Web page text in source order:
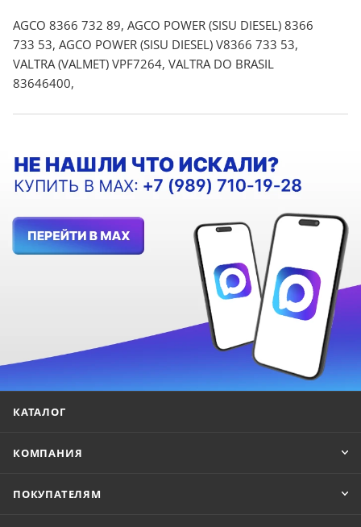
AGCO 8366 732 89, AGCO POWER (SISU DIESEL) 8366
733 53, AGCO POWER (SISU DIESEL) V8366 733 53,
VALTRA (VALMET) VPF7264, VALTRA DO BRASIL
83646400,
КАТАЛОГ
КОМПАНИЯ
ПОКУПАТЕЛЯМ